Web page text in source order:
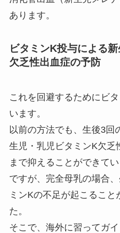
あります。
ビタミンK投与による
欠乏性出血症の予防
これを回避するためにビ
います。
以前の方法でも、生後3回
生児・乳児ビタミンK欠乏
まで抑えることができてい
ですが、完全母乳の場合
ミンKの不足が起こるこ
た。
そこで、海外に習ってガ